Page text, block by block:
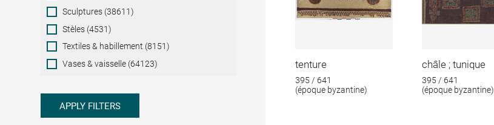
Sculptures (38611)
Stèles (4531)
Textiles & habillement (8151)
Vases & vaisselle (64123)
APPLY FILTERS
tenture
395 / 641
(époque byzantine)
châle ; tunique
395 / 641
(époque byzantine)